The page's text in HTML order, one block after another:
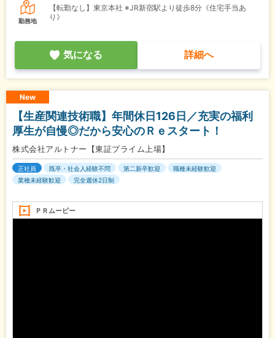
勤務地
【転勤なし】東京本社 ※JR新宿駅より徒歩8分《住宅手当あ
り》
気になる 詳細へ
New
【生産関連技術職】年間休日126日／充実の福利
厚生が自慢◎だから安心のＲｅスタート！
株式会社アルトナー【東証プライム上場】
正社員 既卒・社会人経験不問 第二新卒歓迎
職種未経験歓迎
業種未経験歓迎
完全週休2日制
ＰＲムービー